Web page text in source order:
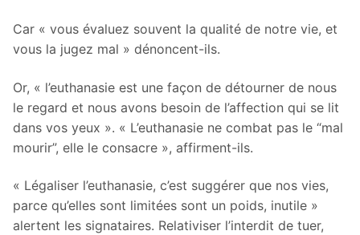
Car « vous évaluez souvent la qualité de notre vie, et
vous la jugez mal » dénoncent-ils.
Or, « l’euthanasie est une façon de détourner de nous
le regard et nous avons besoin de l’affection qui se lit
dans vos yeux ». « L’euthanasie ne combat pas le “mal
mourir”, elle le consacre », affirment-ils.
« Légaliser l’euthanasie, c’est suggérer que nos vies,
parce qu’elles sont limitées sont un poids, inutile »
alertent les signataires. Relativiser l’interdit de tuer,